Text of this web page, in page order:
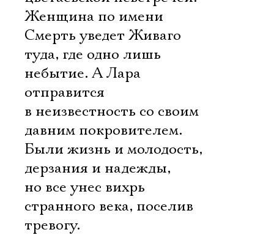
Женщина по имени
Смерть уведет Живаго
туда, где одно лишь
небытие. А Лара
отправится
в неизвестность со своим
давним покровителем.
Были жизнь и молодость,
дерзания и надежды,
но все унес вихрь
странного века, поселив
тревогу.